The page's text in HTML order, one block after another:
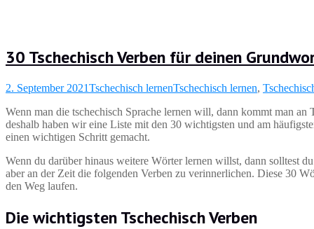
30 Tschechisch Verben für deinen
2. September 2021Tschechisch lernenTschechisch lernen,
Wenn man die tschechisch Sprache lernen will, dann kommt man
deshalb haben wir eine Liste mit den 30 wichtigsten und am
einen wichtigen Schritt gemacht.
Wenn du darüber hinaus weitere Wörter lernen willst, dann solltest
aber an der Zeit die folgenden Verben zu verinnerlichen. Diese 30
den Weg laufen.
Die wichtigsten Tschechisch Verben